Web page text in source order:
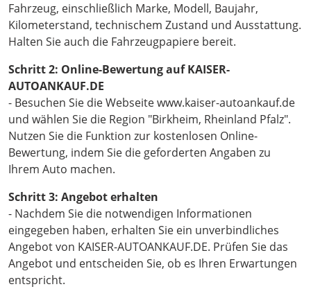
Fahrzeug, einschließlich Marke, Modell, Baujahr,
Kilometerstand, technischem Zustand und Ausstattung.
Halten Sie auch die Fahrzeugpapiere bereit.
Schritt 2: Online-Bewertung auf KAISER-
AUTOANKAUF.DE
- Besuchen Sie die Webseite www.kaiser-autoankauf.de
und wählen Sie die Region "Birkheim, Rheinland Pfalz".
Nutzen Sie die Funktion zur kostenlosen Online-
Bewertung, indem Sie die geforderten Angaben zu
Ihrem Auto machen.
Schritt 3: Angebot erhalten
- Nachdem Sie die notwendigen Informationen
eingegeben haben, erhalten Sie ein unverbindliches
Angebot von KAISER-AUTOANKAUF.DE. Prüfen Sie das
Angebot und entscheiden Sie, ob es Ihren Erwartungen
entspricht.